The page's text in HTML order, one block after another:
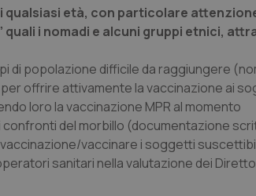
qualsiasi età, con particolare
i nomadi e alcuni gruppi etnici,
di popolazione difficile da raggiungere
offrire attivamente la vaccinazione ai
loro la vaccinazione MPR al momento
del morbillo (documentazione
vaccinare i soggetti
sanitari nella valutazione dei
Necessari Statistici Marketing
il sito web abilitandone funzionalità di base quali la
non è in grado di funzionare correttamente senza questi
Descrizione